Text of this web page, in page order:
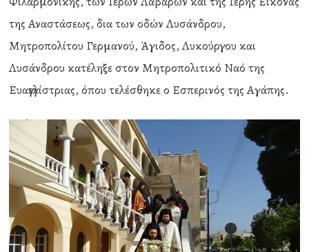
της Αναστάσεως, δια των οδών Λυσάνδρου,
Μητροπολίτου Γερμανού, Άγιδος, Λυκούργου και
Λυσάνδρου κατέληξε στον Μητροπολιτικό Ναό της
Ευαγγελίστριας, όπου τελέσθηκε ο Εσπερινός της Αγάπης.